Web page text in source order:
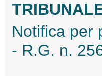
Notifica per
- R.G. n.